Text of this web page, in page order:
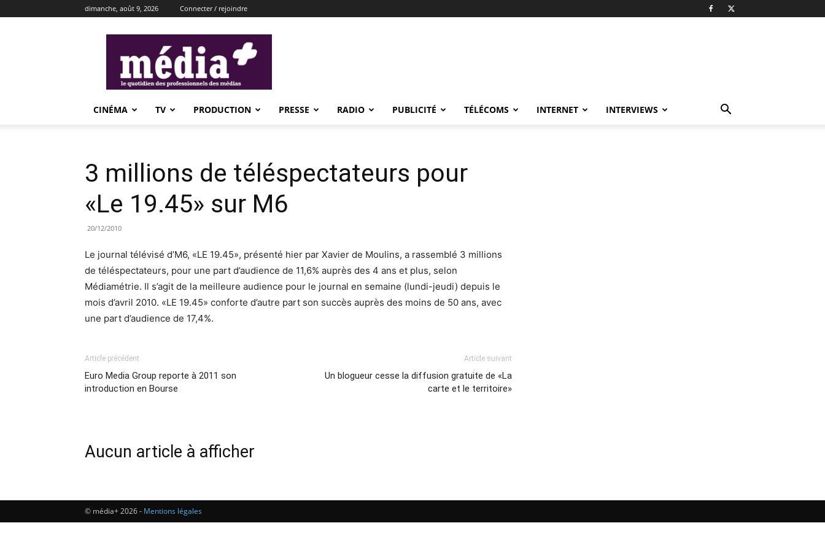
dimanche, août 9, 2026 Connecter / rejoindre
CINÉMA TV PRODUCTION PRESSE RADIO PUBLICITÉ TÉLÉCOMS INTERNET INTERVIEWS
3 millions de téléspectateurs pour
«Le 19.45» sur M6
20/12/2010
Le journal télévisé d’M6, «LE 19.45», présenté hier par Xavier de Moulins, a rassemblé 3 millions
de téléspectateurs, pour une part d’audience de 11,6% auprès des 4 ans et plus, selon
Médiamétrie. Il s’agit de la meilleure audience pour le journal en semaine (lundi-jeudi) depuis le
mois d’avril 2010. «LE 19.45» conforte d’autre part son succès auprès des moins de 50 ans, avec
une part d’audience de 17,4%.
Article précédent
Euro Media Group reporte à 2011 son
introduction en Bourse
Article suivant
Un blogueur cesse la diffusion gratuite de «La
carte et le territoire»
Aucun article à afficher
© média+ 2026 - Mentions légales